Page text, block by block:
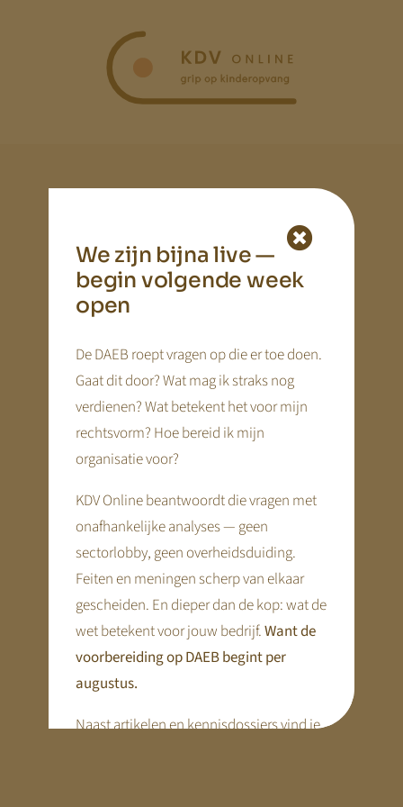
Eerste keer hier?Vraag een nieuw wachtwoord
Wachtwoord
Gegevens onthouden
Wachtwoord vergeten?
We zijn bijna live —
begin volgende week
open
De DAEB roept vragen op die er toe doen.
Gaat dit door? Wat mag ik straks nog
verdienen? Wat betekent het voor mijn
rechtsvorm? Hoe bereid ik mijn
organisatie voor?
KDV Online beantwoordt die vragen met
onafhankelijke analyses — geen
sectorlobby, geen overheidsduiding.
Feiten en meningen scherp van elkaar
gescheiden. En dieper dan de kop: wat de
wet betekent voor jouw bedrijf.Want de
voorbereiding op DAEB begint per
augustus.
Naast artikelen en kennisdossiers vind je